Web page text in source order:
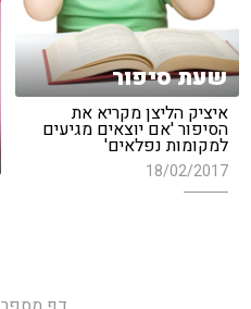
שעת סיפור
איציק הליצן מקריא את
הסיפור 'אם יוצאים מגיעים
למקומות נפלאים'
18/02/2017